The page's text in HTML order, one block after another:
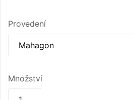
Provedení
Množství